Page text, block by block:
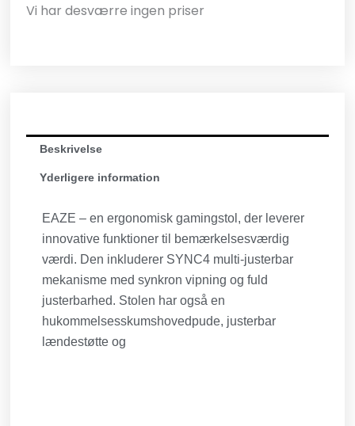
Vi har desværre ingen priser
Beskrivelse
Yderligere information
EAZE – en ergonomisk gamingstol, der leverer
innovative funktioner til bemærkelsesværdig
værdi. Den inkluderer SYNC4 multi-justerbar
mekanisme med synkron vipning og fuld
justerbarhed. Stolen har også en
hukommelsesskumshovedpude, justerbar
lændestøtte og